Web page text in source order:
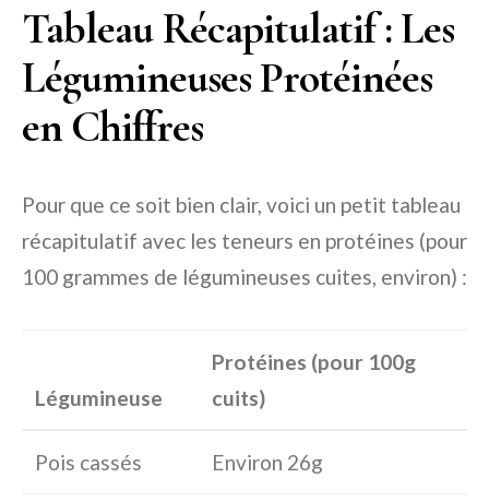
Tableau Récapitulatif : Les
Légumineuses Protéinées
en Chiffres
Pour que ce soit bien clair, voici un petit tableau
récapitulatif avec les teneurs en protéines (pour
100 grammes de légumineuses cuites, environ) :
Légumineuse
Protéines (pour 100g
cuits)
Pois cassés Environ 26g